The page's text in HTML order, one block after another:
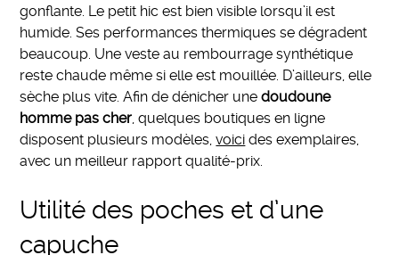
gonflante. Le petit hic est bien visible lorsqu’il est
humide. Ses performances thermiques se dégradent
beaucoup. Une veste au rembourrage synthétique
reste chaude même si elle est mouillée. D’ailleurs, elle
sèche plus vite. Afin de dénicher unedoudoune
homme pas cher, quelques boutiques en ligne
disposent plusieurs modèles,voici des exemplaires,
avec un meilleur rapport qualité-prix.
Utilité des poches et d’une
capuche